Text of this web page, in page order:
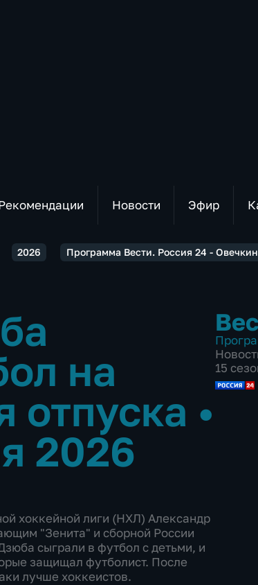
Новости Эфир
2026 Программа Вести. Россия 24 -
на
отпуска •
2026
хоккейной лиги (НХЛ) Александр
"Зенита" и сборной России
сыграли в футбол с детьми, и
защищал футболист. После
лучше хоккеистов.
15